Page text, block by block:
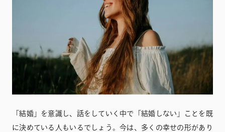
「結婚」を意識し、話をしていく中で「結婚しない」ことを既
に決めている人もいるでしょう。今は、多くの幸せの形があり